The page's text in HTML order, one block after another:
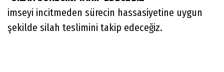
imseyi incitmeden sürecin hassasiyetine uygun
şekilde silah teslimini takip edeceğiz.